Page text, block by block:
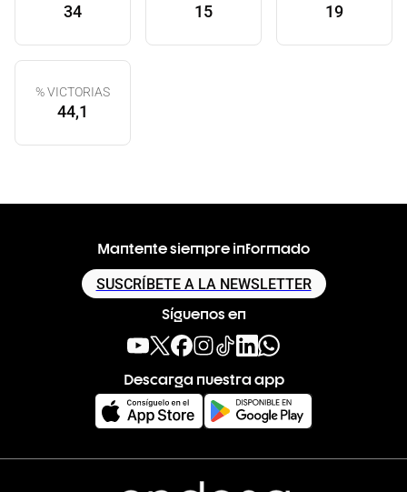
34 15 19
% VICTORIAS
44,1
Mantente siempre informado
SUSCRÍBETE A LA NEWSLETTER
Síguenos en
Descarga nuestra app